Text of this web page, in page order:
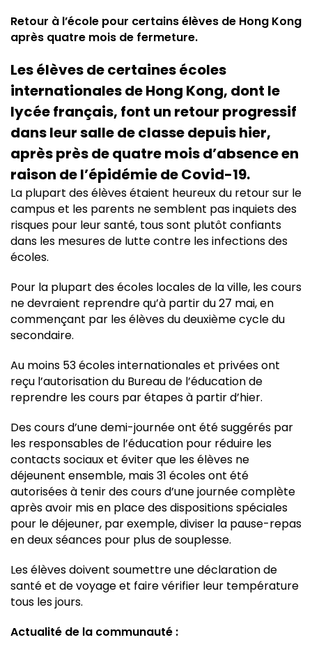
Retour à l’école pour certains élèves de Hong Kong
après quatre mois de fermeture.
Les élèves de certaines écoles
internationales de Hong Kong, dont le
lycée français, font un retour progressif
dans leur salle de classe depuis hier,
après près de quatre mois d’absence en
raison de l’épidémie de Covid-19.
La plupart des élèves étaient heureux du retour sur le
campus et les parents ne semblent pas inquiets des
risques pour leur santé, tous sont plutôt confiants
dans les mesures de lutte contre les infections des
écoles.
Pour la plupart des écoles locales de la ville, les cours
ne devraient reprendre qu’à partir du 27 mai, en
commençant par les élèves du deuxième cycle du
secondaire.
Au moins 53 écoles internationales et privées ont
reçu l’autorisation du Bureau de l’éducation de
reprendre les cours par étapes à partir d’hier.
Des cours d’une demi-journée ont été suggérés par
les responsables de l’éducation pour réduire les
contacts sociaux et éviter que les élèves ne
déjeunent ensemble, mais 31 écoles ont été
autorisées à tenir des cours d’une journée complète
après avoir mis en place des dispositions spéciales
pour le déjeuner, par exemple, diviser la pause-repas
en deux séances pour plus de souplesse.
Les élèves doivent soumettre une déclaration de
santé et de voyage et faire vérifier leur température
tous les jours.
Actualité de la communauté :